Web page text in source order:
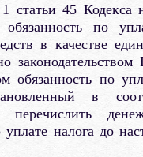
статьи 45 Кодекса
обязанность по
в качестве
обязанность по
в
перечислить
налога до